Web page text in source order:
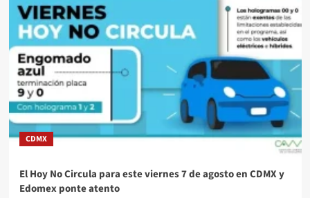
CDMX
El Hoy No Circula para este viernes 7 de agosto en CDMX y
Edomex ponte atento